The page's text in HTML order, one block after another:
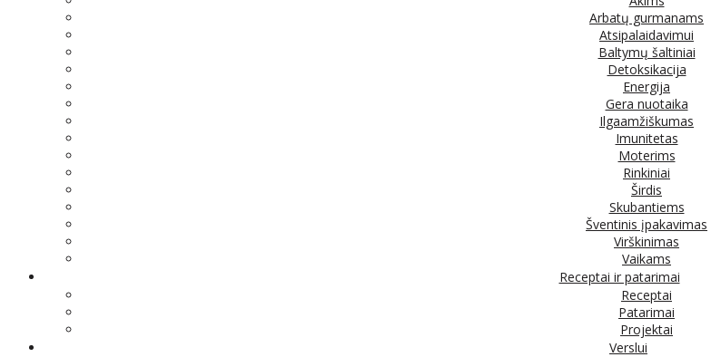
Arbatų gurmanams
Atsipalaidavimui
Baltymų šaltiniai
Detoksikacija
Energija
Gera nuotaika
Ilgaamžiškumas
Imunitetas
Moterims
Rinkiniai
Širdis
Skubantiems
Šventinis įpakavimas
Virškinimas
Vaikams
Receptai ir patarimai
Receptai
Patarimai
Projektai
Verslui